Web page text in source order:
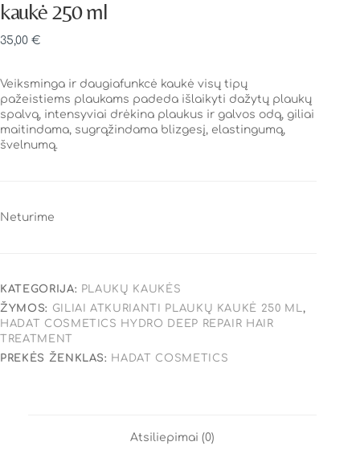
kaukė 250 ml
35,00 €
Veiksminga ir daugiafunkcė kaukė visų tipų
pažeistiems plaukams padeda išlaikyti dažytų plaukų
spalvą, intensyviai drėkina plaukus ir galvos odą, giliai
maitindama, sugrąžindama blizgesį, elastingumą,
švelnumą.
Neturime
KATEGORIJA: PLAUKŲ KAUKĖS
ŽYMOS: GILIAI ATKURIANTI PLAUKŲ KAUKĖ 250 ML,
HADAT COSMETICS HYDRO DEEP REPAIR HAIR
TREATMENT
PREKĖS ŽENKLAS: HADAT COSMETICS
Atsiliepimai (0)